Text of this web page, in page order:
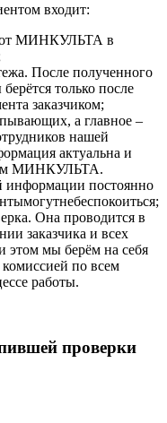
входит:
от МИНКУЛЬТА в
После полученного
только после
заказчиком;
а главное –
нашей
актуальна и
МИНКУЛЬТА.
информации постоянно
Она проводится в
заказчика и всех
этом мы берём на себя
по всем
работы.
проверки